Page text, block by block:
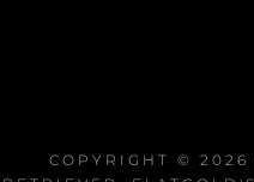
COPYRIGHT © 2026